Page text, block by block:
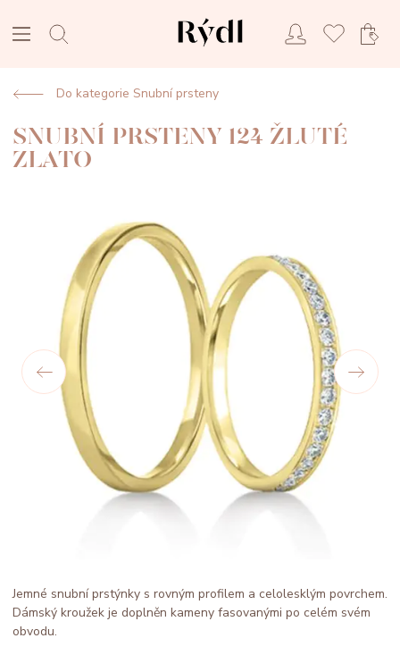
Do kategorie Snubní prsteny
SNUBNÍ PRSTENY 124 ŽLUTÉ
ZLATO
Jemné snubní prstýnky s rovným profilem a celolesklým povrchem.
Dámský kroužek je doplněn kameny fasovanými po celém svém
obvodu.